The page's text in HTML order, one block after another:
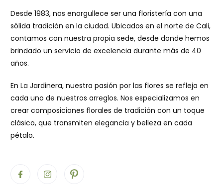
Desde 1983, nos enorgullece ser una floristería con una
sólida tradición en la ciudad. Ubicados en el norte de Cali,
contamos con nuestra propia sede, desde donde hemos
brindado un servicio de excelencia durante más de 40
años.
En La Jardinera, nuestra pasión por las flores se refleja en
cada uno de nuestros arreglos. Nos especializamos en
crear composiciones florales de tradición con un toque
clásico, que transmiten elegancia y belleza en cada
pétalo.